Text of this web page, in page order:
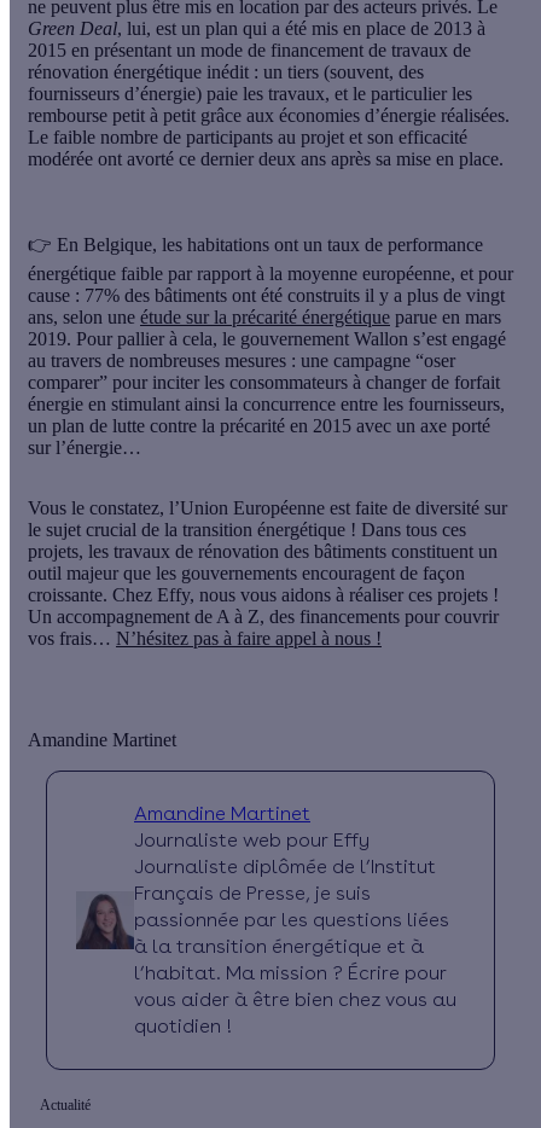
ne peuvent plus être mis en location par des acteurs privés. Le
Green Deal, lui, est un plan qui a été mis en place de 2013 à
2015 en présentant un mode de financement de travaux de
rénovation énergétique inédit : un tiers (souvent, des
fournisseurs d’énergie) paie les travaux, et le particulier les
rembourse petit à petit grâce aux économies d’énergie réalisées.
Le faible nombre de participants au projet et son efficacité
modérée ont avorté ce dernier deux ans après sa mise en place.
👉 En Belgique, les habitations ont un taux de performance
énergétique faible par rapport à la moyenne européenne, et pour
cause : 77% des bâtiments ont été construits il y a plus de vingt
ans, selon une étude sur la précarité énergétique parue en mars
2019. Pour pallier à cela, le gouvernement Wallon s’est engagé
au travers de nombreuses mesures : une campagne “oser
comparer” pour inciter les consommateurs à changer de forfait
énergie en stimulant ainsi la concurrence entre les fournisseurs,
un plan de lutte contre la précarité en 2015 avec un axe porté
sur l’énergie…
Vous le constatez, l’Union Européenne est faite de diversité sur
le sujet crucial de la transition énergétique ! Dans tous ces
projets, les travaux de rénovation des bâtiments constituent un
outil majeur que les gouvernements encouragent de façon
croissante. Chez Effy, nous vous aidons à réaliser ces projets !
Un accompagnement de A à Z, des financements pour couvrir
vos frais… N’hésitez pas à faire appel à nous !
Amandine Martinet
Amandine Martinet
Journaliste web pour Effy
Journaliste diplômée de l’Institut
Français de Presse, je suis
passionnée par les questions liées
à la transition énergétique et à
l’habitat. Ma mission ? Écrire pour
vous aider à être bien chez vous au
quotidien !
Actualité